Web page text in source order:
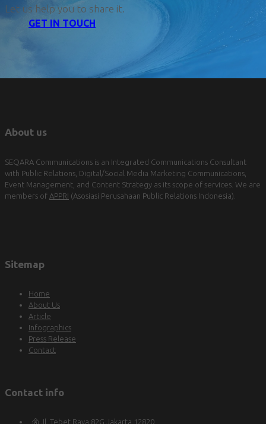
Let us help you to share it.
GET IN TOUCH
About us
SEQARA Communications is an Integrated Communications Consultant
with Public Relations, Digital/Social Media Marketing Communications,
Event Management, and Content Strategy as its scope of services. We are
members of APPRI (Asosiasi Perusahaan Public Relations Indonesia).
Sitemap
Home
About Us
Article
Infographics
Press Release
Contact
Contact info
Jl. Tebet Raya 82G Jakarta 12820